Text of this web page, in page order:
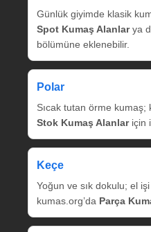
Günlük giyimde klasik
Spot Kumaş Alanlarya
bölümüne eklenebilir.
Polar
Sıcak tutan örme kumaş;
Stok Kumaş Alanlariçin
Keçe
Yoğun ve sık dokulu; el
kumas.org’da Parça